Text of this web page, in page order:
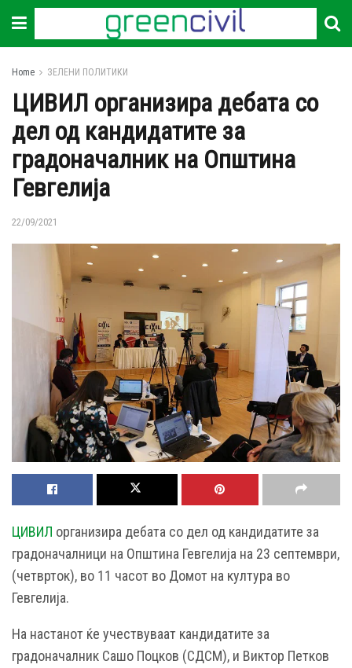
Home ЗЕЛЕНИ ПОЛИТИКИ
ЦИВИЛ организира дебата со
дел од кандидатите за
градоначалник на Општина
Гевгелија
22/09/2021
ЦИВИЛ организира дебата со дел од кандидатите за
градоначалници на Општина Гевгелија на 23 септември,
(четврток), во 11 часот во Домот на култура во
Гевгелија.
На настанот ќе учествуваат кандидатите за
градоначалник Сашо Поцков (СДСМ), и Виктор Петков